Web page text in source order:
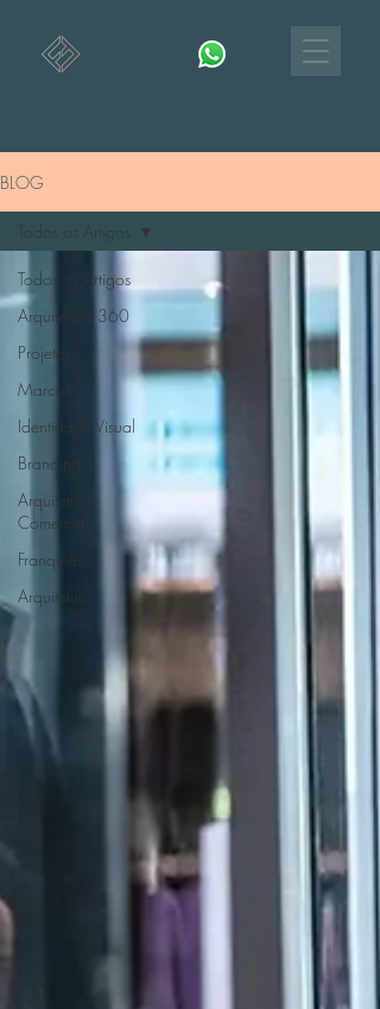
BLOG
Todos os Artigos
Arquitetura 360
Projetos
Marcas
Identidade Visual
Branding
Arquitetura
Comercial
Franquias
Arquitetura
Todos os Artigos